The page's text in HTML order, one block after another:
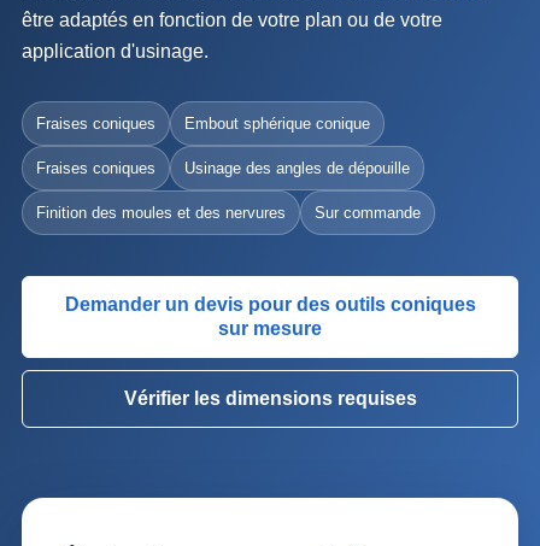
être adaptés en fonction de votre plan ou de votre
application d'usinage.
Fraises coniques Embout sphérique conique
Fraises coniques Usinage des angles de dépouille
Finition des moules et des nervures Sur commande
Demander un devis pour des outils coniques
sur mesure
Vérifier les dimensions requises